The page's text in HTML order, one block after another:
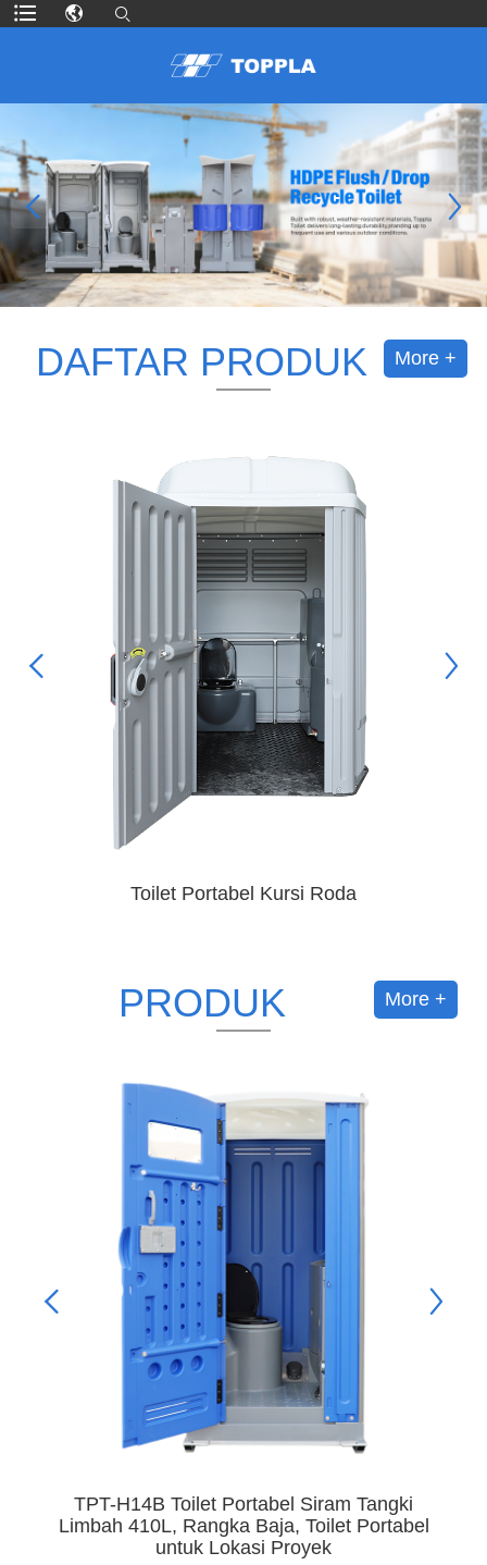
DAFTAR PRODUK More +
Toilet Duduk Portabel
PRODUK More +
TPT-H14A Toilet Flush Portabel 410L Tangki
Limbah Toilet Plastik Luar Ruangan